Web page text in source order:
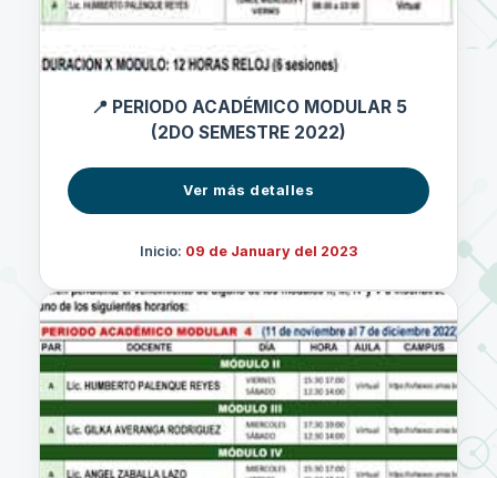
📍 PERIODO ACADÉMICO MODULAR 5
(2DO SEMESTRE 2022)
Ver más detalles
Inicio: 09 de January del 2023